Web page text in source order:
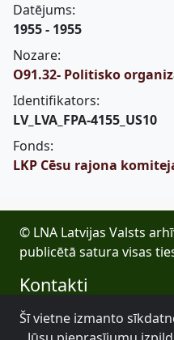
Datējums:
1955 - 1955
Nozare:
O91.32- Politisko
Identifikators:
LV_LVA_FPA-4155_US10
Fonds:
LKP Cēsu rajona
© LNA Latvijas Valsts
publicētā satura visas
Kontakti
E-pasts: lva@arhivi.gov.lv
Tālrunis: +371 20027447
Šī vietne izmanto